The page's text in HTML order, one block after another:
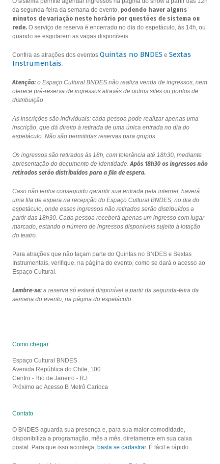
da segunda-feira da semana do evento, podendo haver alguns
minutos de variação neste horário por questões de sistema ou
rede.O serviço de reserva é encerrado no dia do espetáculo, às 14h, ou
quando se esgotarem as vagas disponíveis.
Confira as atrações dos eventos Quintas no BNDES e Sextas
Instrumentais.
Atenção:o Espaço Cultural BNDES não realiza venda de ingressos, nem
oferece pré-reserva de ingressos através de outros sites ou pontos de
distribuição
As inscrições são individuais: cada pessoa pode realizar apenas uma
inscrição, que dá direito à retirada de uma única entrada no dia do
espetáculo. Não são permitidas reservas para grupos.
Os ingressos são retirados às 18h, com tolerância até 18h30, mediante
apresentação do documento de identidade.Após 18h30 os ingressos não
retirados serão distribuídos para a fila de espera.
Caso não tenha conseguido garantir sua entrada pela internet, haverá
uma fila de espera na recepção do Espaço Cultural BNDES, no dia do
espetáculo, onde esses ingressos não retirados serão distribuídos a
partir das 18h30. Cada pessoa receberá apenas um ingresso com lugar
marcado, estando o número de ingressos disponíveis sujeito à lotação
do teatro.
Para atrações que não façam parte do Quintas no BNDES e Sextas
Instrumentais, verifique, na página do evento, como se dará o acesso ao
Espaço Cultural.
Lembre-se:a reserva só estará disponível a partir da segunda-feira da
semana do evento, na página do espetáculo.
Como chegar
Espaço Cultural BNDES
Avenida República do Chile, 100
Centro - Rio de Janeiro - RJ
Próximo ao Acesso B Metrô Carioca
Contato
O BNDES aguarda sua presença e, para sua maior comodidade,
disponibiliza a programação, mês a mês, diretamente em sua caixa
postal. Para que isso aconteça, basta se cadastrar. É fácil e rápido.